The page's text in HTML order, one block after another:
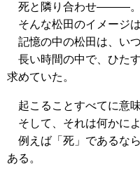
死と隣り合わせ―――。
そんな松田のイメージ
記憶の中の松田は、いつ
長い時間の中で、ひた
求めていた。
起こることすべてに意味
そして、それは何かによ
例えば「死」であるな
ある。